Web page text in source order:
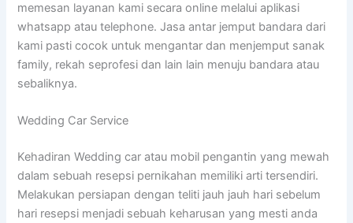
memesan layanan kami secara online melalui aplikasi
whatsapp atau telephone. Jasa antar jemput bandara dari
kami pasti cocok untuk mengantar dan menjemput sanak
family, rekah seprofesi dan lain lain menuju bandara atau
sebaliknya.
Wedding Car Service
Kehadiran Wedding car atau mobil pengantin yang mewah
dalam sebuah resepsi pernikahan memiliki arti tersendiri.
Melakukan persiapan dengan teliti jauh jauh hari sebelum
hari resepsi menjadi sebuah keharusan yang mesti anda